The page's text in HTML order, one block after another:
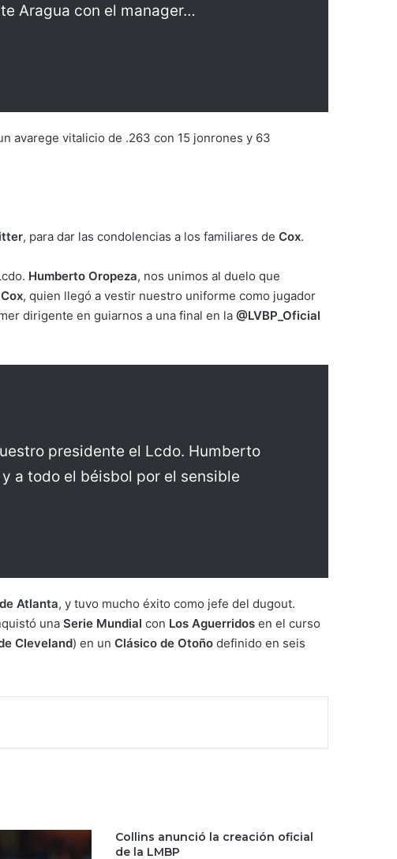
Aragua con el manager…
avarege vitalicio de .263 con 15 jonrones y 63
, para dar las condolencias a los familiares de Cox.
Humberto Oropeza, nos unimos al duelo que
, quien llegó a vestir nuestro uniforme como jugador
dirigente en guiarnos a una final en la @LVBP_Oficial
presidente el Lcdo. Humberto
a todo el béisbol por el sensible
Atlanta, y tuvo mucho éxito como jefe del dugout.
una Serie Mundial con Los Aguerridos en el curso
Cleveland) en un Clásico de Otoño definido en seis
Collins anunció la creación oficial
de la LMBP